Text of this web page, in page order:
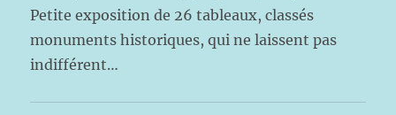
Petite exposition de 26 tableaux, classés
monuments historiques, qui ne laissent pas
indifférent…